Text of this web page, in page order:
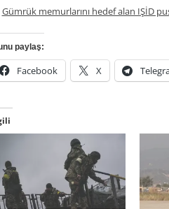
Gümrük memurlarını hedef alan IŞİD
paylaş:
Facebook X